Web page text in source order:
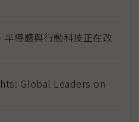
半導體與行動科技正在改
Global Leaders on